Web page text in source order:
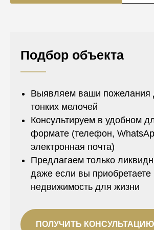
Подбор объекта
Выявляем ваши пожелания
тонких мелочей
Консультируем в удобном
формате (телефон,
электронная почта)
Предлагаем только
даже если вы приобретаете
недвижимость для жизни
ПОЛУЧИТЬ КОНСУЛЬТАЦИЮ